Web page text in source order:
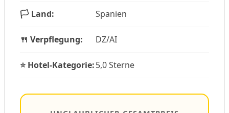
🏳️ Land: Spanien
🍴 Verpflegung: DZ/AI
⭐ Hotel-Kategorie:5,0 Sterne